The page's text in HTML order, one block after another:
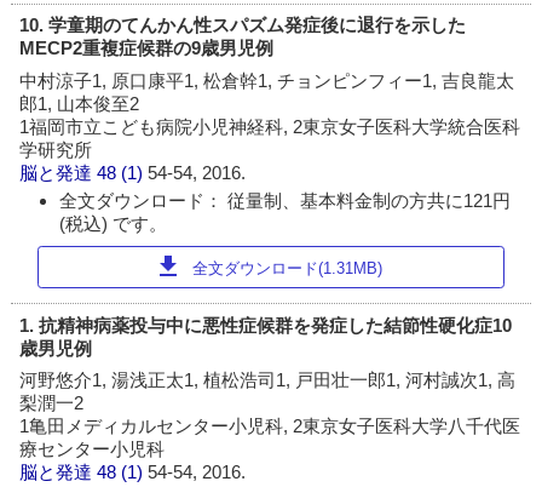
10. 学童期のてんかん性スパズム発症後に退行を示した
MECP2重複症候群の9歳男児例
中村涼子1, 原口康平1, 松倉幹1, チョンピンフィー1, 吉良龍太
郎1, 山本俊至2
1福岡市立こども病院小児神経科, 2東京女子医科大学統合医科
学研究所
脳と発達 48 (1)54-54, 2016.
全文ダウンロード： 従量制、基本料金制の方共に121円
(税込) です。
download 全文ダウンロード(1.31MB)
1. 抗精神病薬投与中に悪性症候群を発症した結節性硬化症10
歳男児例
河野悠介1, 湯浅正太1, 植松浩司1, 戸田壮一郎1, 河村誠次1, 高
梨潤一2
1亀田メディカルセンター小児科, 2東京女子医科大学八千代医
療センター小児科
脳と発達 48 (1)54-54, 2016.